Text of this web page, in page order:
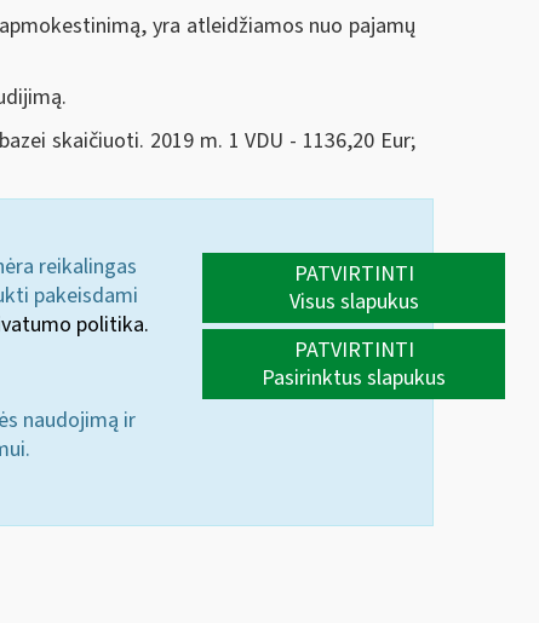
yra atleidžiamos nuo pajamų
skaičiuoti. 2019 m. 1 VDU - 1136,20 Eur;
reikalingas
pakeisdami
politika.
naudojimą ir
PATVIRTINTI
Visus slapukus
PATVIRTINTI
Pasirinktus slapukus